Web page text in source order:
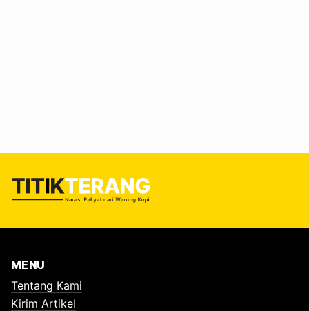
MENU
Tentang Kami
Kirim Artikel